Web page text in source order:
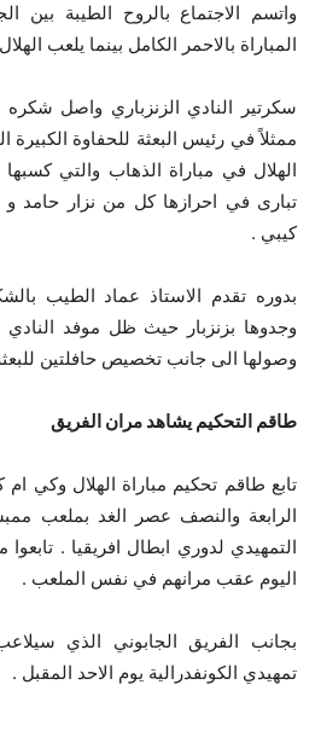
واتسم الاجتماع بالروح الطيبة بين
المباراة بالاحمر الكامل بينما يلعب
سكرتير النادي الزنزباري واصل شكره
ممثلاً في رئيس البعثة للحفاوة الكبيرة
الهلال في مباراة الذهاب والتي
تبارى في احرازها كل من نزار حامد و
كيبي .
بدوره تقدم الاستاذ عماد الطيب
وجدوها بزنزبار حيث ظل موفد النادي
وصولها الى جانب تخصيص حافلتين
طاقم التحكيم يشاهد مران الفريق
تابع طاقم تحكيم مباراة الهلال وكي
الرابعة والنصف عصر الغد بملعب
التمهيدي لدوري ابطال افريقيا .
اليوم عقب مرانهم في نفس الملعب .
بجانب الفريق الجابوني الذي
تمهيدي الكونفدرالية يوم الاحد المقبل .